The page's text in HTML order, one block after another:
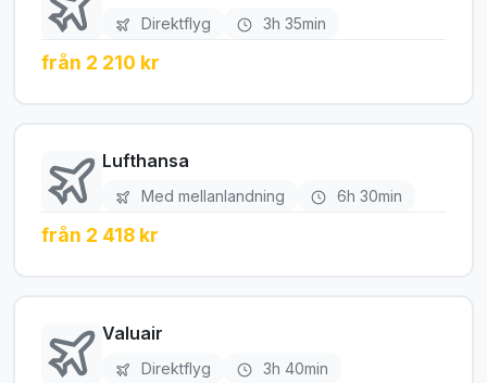
Direktflyg 3h 35min
från 2 210 kr
Lufthansa
Med mellanlandning 6h 30min
från 2 418 kr
Valuair
Direktflyg 3h 40min